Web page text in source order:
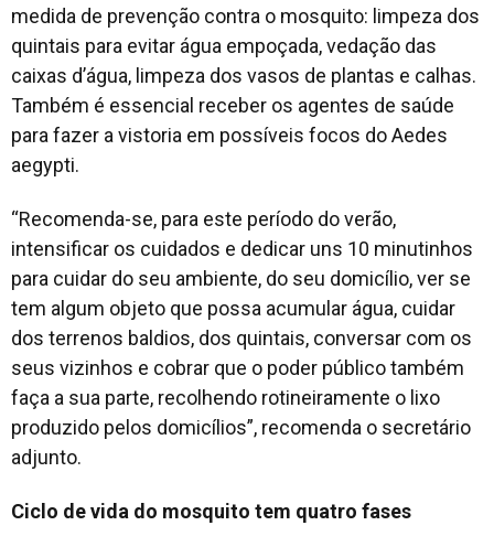
medida de prevenção contra o mosquito: limpeza dos
quintais para evitar água empoçada, vedação das
caixas d’água, limpeza dos vasos de plantas e calhas.
Também é essencial receber os agentes de saúde
para fazer a vistoria em possíveis focos doAedes
aegypti.
“Recomenda-se, para este período do verão,
intensificar os cuidados e dedicar uns 10 minutinhos
para cuidar do seu ambiente, do seu domicílio, ver se
tem algum objeto que possa acumular água, cuidar
dos terrenos baldios, dos quintais, conversar com os
seus vizinhos e cobrar que o poder público também
faça a sua parte, recolhendo rotineiramente o lixo
produzido pelos domicílios”, recomenda o secretário
adjunto.
Ciclo de vida do mosquito tem quatro fases